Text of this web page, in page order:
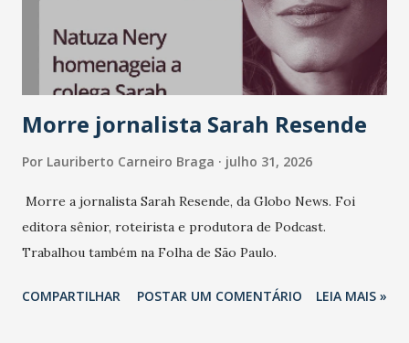
Morre jornalista Sarah Resende
Por Lauriberto Carneiro Braga julho 31, 2026
Morre a jornalista Sarah Resende, da Globo News. Foi
editora sênior, roteirista e produtora de Podcast.
Trabalhou também na Folha de São Paulo.
COMPARTILHAR POSTAR UM COMENTÁRIO LEIA MAIS »